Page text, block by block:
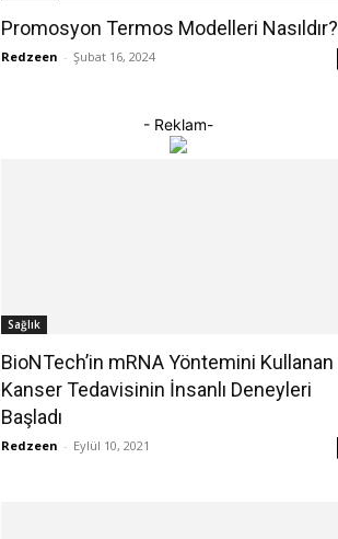
Promosyon Termos Modelleri Nasıldır?
Redzeen - Şubat 16, 2024
- Reklam-
Sağlık
BioNTech’in mRNA Yöntemini Kullanan
Kanser Tedavisinin İnsanlı Deneyleri
Başladı
Redzeen - Eylül 10, 2021